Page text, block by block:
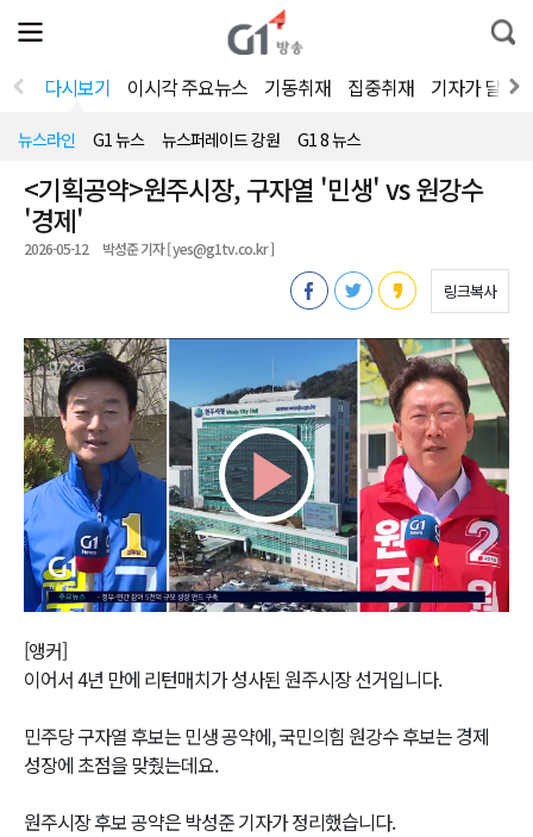
전
체
뉴
열
통
합
색
다시보기 이시각 주요뉴스 기동취재 집중취재 기자가 달려
뉴스라인 G1 뉴스 뉴스퍼레이드 강원 G1 8 뉴스
<기획공약>원주시장, 구자열 '민생' vs 원강수
'경제'
2026-05-12 박성준 기자 [ yes@g1tv.co.kr ]
링크복사
Play
Video
[앵커]
이어서 4년 만에 리턴매치가 성사된 원주시장 선거입니다.
민주당 구자열 후보는 민생 공약에, 국민의힘 원강수 후보는 경제
성장에 초점을 맞췄는데요.
원주시장 후보 공약은 박성준 기자가 정리했습니다.